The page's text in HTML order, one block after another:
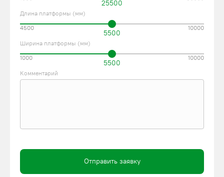
25500
Длина платформы (мм)
5500
4500 10000
Ширина платформы (мм)
5500
1000 10000
Комментарий
Отправить заявку